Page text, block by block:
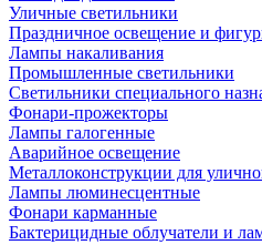
Уличные светильники
Праздничное освещение и
Лампы накаливания
Промышленные светильники
Светильники специального
Фонари-прожекторы
Лампы галогенные
Аварийное освещение
Металлоконструкции для
Лампы люминесцентные
Фонари карманные
Бактерицидные облучатели и